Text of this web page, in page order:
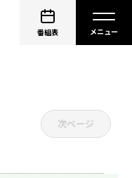
番組表
次ページ